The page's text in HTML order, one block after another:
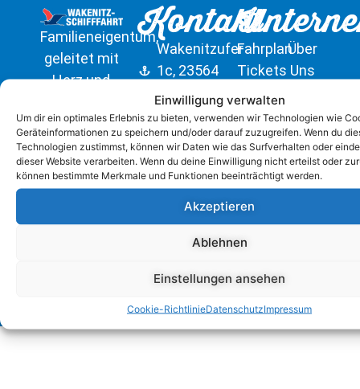
Einwilligung verwalten
Um dir ein optimales Erlebnis zu bieten, verwenden wir Technologien wie
Geräteinformationen zu speichern und/oder darauf zuzugreifen. Wenn du
Technologien zustimmst, können wir Daten wie das Surfverhalten oder
dieser Website verarbeiten. Wenn du deine Einwilligung nicht erteilst oder
können bestimmte Merkmale und Funktionen beeinträchtigt werden.
Akzeptieren
Ablehnen
Einstellungen ansehen
Cookie-RichtlinieDatenschutzImpressum
Familieneigentum,
geleitet mit
Herz und
von der
familie
Quandt.
Kontakt
Wakenitzufer
1c, 23564
Lübeck
Tel: +49
451
793885
info@wakenitzfahrt.de
Fahrplan
Tickets
Kaufen
Über
Uns
© Wakenitz Schifffahrt |Designed with ❤︎|